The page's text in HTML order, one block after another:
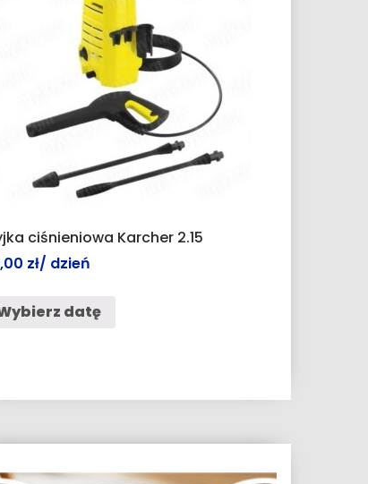
ciśnieniowa Karcher 2.15
zł/ dzień
datę